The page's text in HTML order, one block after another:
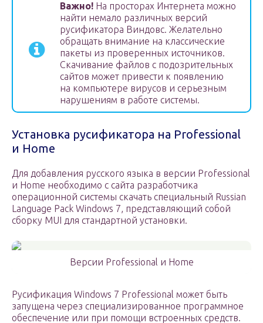
Важно! На просторах Интернета можно
найти немало различных версий
русификатора Виндовс. Желательно
обращать внимание на классические
пакеты из проверенных источников.
Скачивание файлов с подозрительных
сайтов может привести к появлению
на компьютере вирусов и серьезным
нарушениям в работе системы.
Установка русификатора на Professional
и Home
Для добавления русского языка в версии Professional
и Home необходимо с сайта разработчика
операционной системы скачать специальный Russian
Language Pack Windows 7, представляющий собой
сборку MUI для стандартной установки.
Версии Professional и Home
Русификация Windows 7 Professional может быть
запущена через специализированное программное
обеспечение или при помощи встроенных средств.